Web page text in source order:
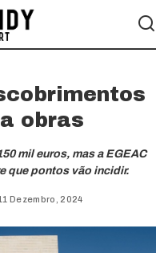
obras
mil euros, mas a EGEAC
que pontos vão incidir.
Dezembro, 2024